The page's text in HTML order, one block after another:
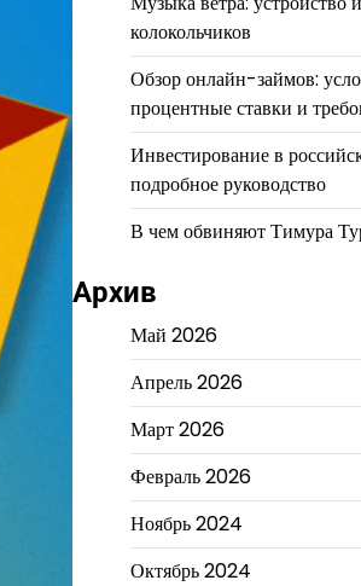
колокольчиков
Обзор онлайн-займов:
процентные ставки и
Инвестирование в
подробное руководство
В чем обвиняют Тимура
Архив
Май 2026
Апрель 2026
Март 2026
Февраль 2026
Ноябрь 2024
Октябрь 2024